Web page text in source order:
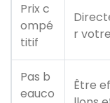
Prix ​​c
ompé
titif
r
Pas b
eauco
Être